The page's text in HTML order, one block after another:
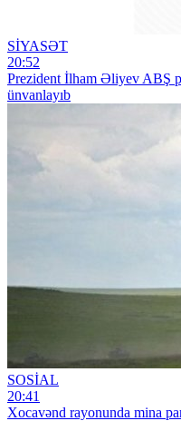
SİYASƏT
20:52
Prezident İlham Əliyev ABŞ
ünvanlayıb
SOSİAL
20:41
Xocavənd rayonunda mina